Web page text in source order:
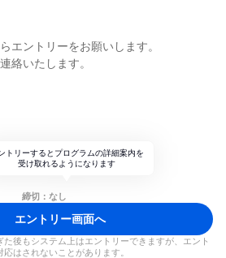
エントリーをお願いします。
絡いたします。
トリーするとプログラムの詳細案内を
受け取れるようになります
締切：なし
エントリー画面へ
後もシステム上はエントリーできますが、エント
応はされないことがあります。